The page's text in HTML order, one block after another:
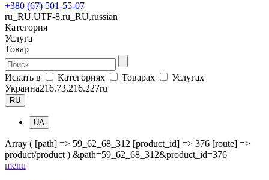
+380 (67) 501-55-07
ru_RU.UTF-8,ru_RU,russian
Категория
Услуга
Товар
Искать в Категориях Товарах
Услугах
Украина216.73.216.227ru
RU
UA
Array ( [path] => 59_62_68_312 [product_id] => 376 [route] =>
product/product ) &path=59_62_68_312&product_id=376
menu